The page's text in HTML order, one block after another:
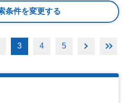
条件を変更する
3 4 5